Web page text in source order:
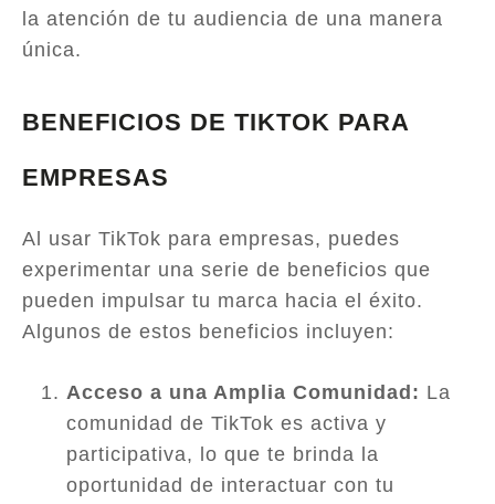
la atención de tu audiencia de una manera
única.
BENEFICIOS DE TIKTOK PARA
EMPRESAS
Al usar TikTok para empresas, puedes
experimentar una serie de beneficios que
pueden impulsar tu marca hacia el éxito.
Algunos de estos beneficios incluyen:
Acceso a una Amplia Comunidad: La
comunidad de TikTok es activa y
participativa, lo que te brinda la
oportunidad de interactuar con tu